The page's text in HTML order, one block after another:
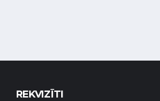
REKVIZĪTI